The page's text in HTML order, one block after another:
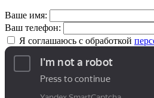
Ваше имя:
Ваш телефон:
Я соглашаюсь с обработкой